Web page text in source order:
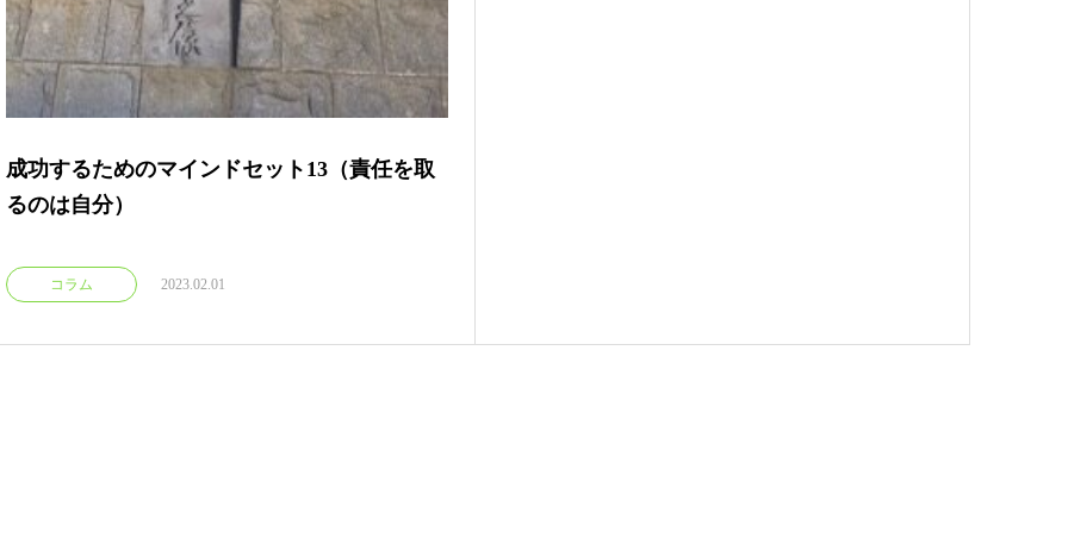
成功するためのマインドセット13（責任を取
るのは自分）
コラム 2023.02.01